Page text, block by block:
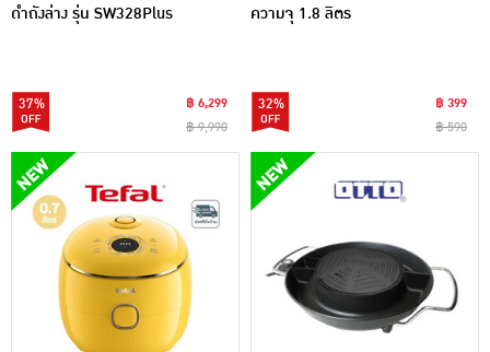
ดำถังล่าง รุ่น SW328Plus
37%
฿ 6,299
฿ 9,990
ความจุ 1.8 ลิตร
32%
฿ 399
฿ 590